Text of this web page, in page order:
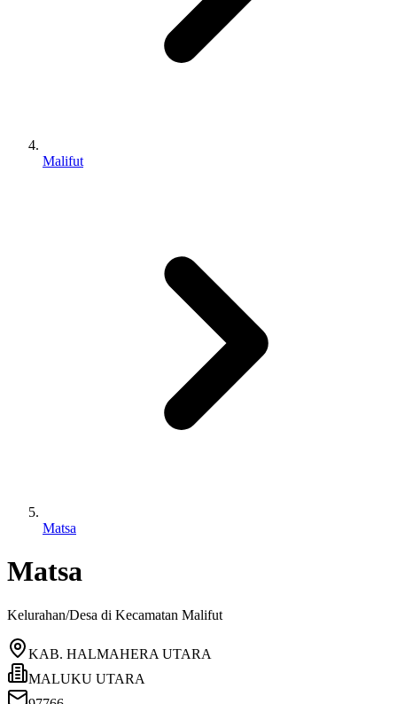
Malifut
Matsa
Matsa
Kelurahan/Desa di Kecamatan Malifut
KAB. HALMAHERA UTARA
MALUKU UTARA